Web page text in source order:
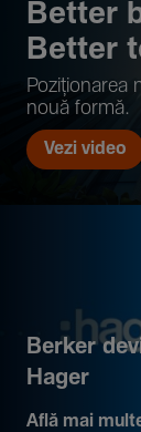
Better
Better
Pozi­țio­narea
nouă formă.
Vezi video
Berker
Hager
Află mai